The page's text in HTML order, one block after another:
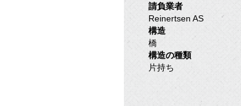
請負業者
Reinertsen AS
構造
橋
構造の種類
片持ち